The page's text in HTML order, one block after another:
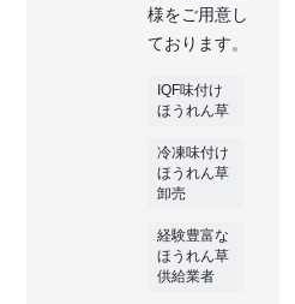
様をご用意し
ております。
IQF味付け
ほうれん草
冷凍味付け
ほうれん草
卸売
経験豊富な
ほうれん草
供給業者